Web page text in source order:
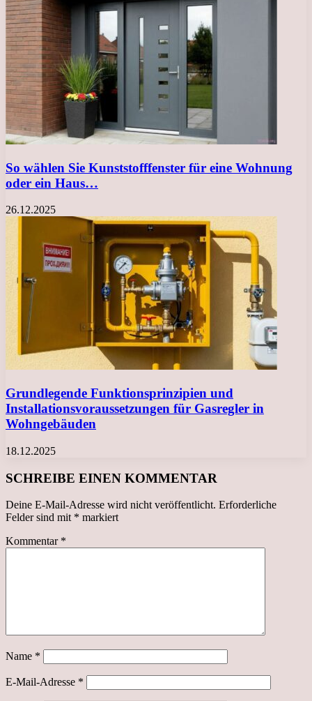
So wählen Sie Kunststofffenster für eine Wohnung
oder ein Haus…
26.12.2025
Grundlegende Funktionsprinzipien und
Installationsvoraussetzungen für Gasregler in
Wohngebäuden
18.12.2025
SCHREIBE EINEN KOMMENTAR
Deine E-Mail-Adresse wird nicht veröffentlicht. Erforderliche
Felder sind mit * markiert
Kommentar *
Name *
E-Mail-Adresse *